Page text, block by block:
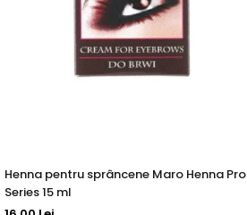
Henna pentru sprâncene Maro Henna Pro
Series 15 ml